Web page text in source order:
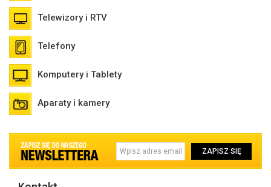
Telewizory i RTV
Telefony
Komputery i Tablety
Aparaty i kamery
ZAPISZ SIĘ